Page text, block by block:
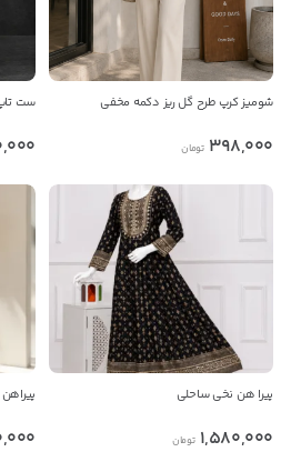
شومیز کرپ طرح گل ریز دکمه مخفی
398,000 تومان
ست
پیرا هن نخی ساحلی
1,580,000 تومان